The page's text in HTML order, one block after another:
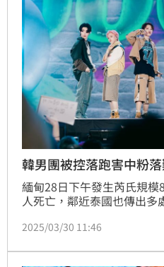
清。
韓男團被控落跑害中粉
緬甸28日下午發生芮氏規
人死亡，鄰近泰國也傳出多
取消，但粉絲怒罵經紀公司
情而失聯，而韓粉的最新動
2025/03/30 11:46